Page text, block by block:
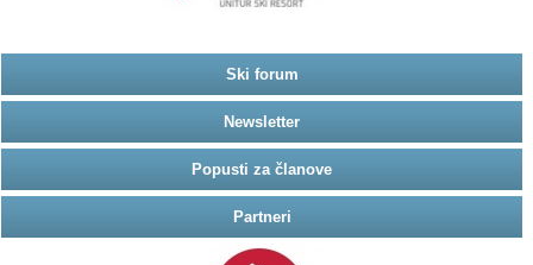
Ski forum
Newsletter
Popusti za članove
Partneri